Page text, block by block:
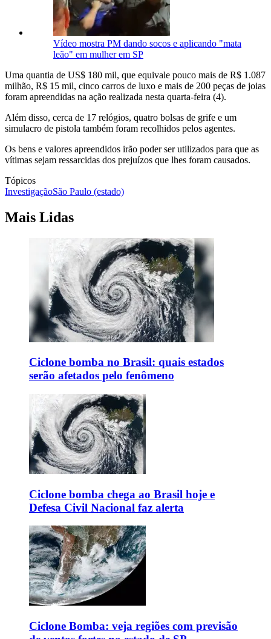
Vídeo mostra PM dando socos e aplicando "mata
leão" em mulher em SP
Uma quantia de US$ 180 mil, que equivale pouco mais de R$ 1.087
milhão, R$ 15 mil, cinco carros de luxo e mais de 200 peças de joias
foram apreendidas na ação realizada nesta quarta-feira (4).
Além disso, cerca de 17 relógios, quatro bolsas de grife e um
simulacro de pistola também foram recolhidos pelos agentes.
Os bens e valores apreendidos irão poder ser utilizados para que as
vítimas sejam ressarcidas dos prejuízos que lhes foram causados.
Tópicos
InvestigaçãoSão Paulo (estado)
Mais Lidas
Ciclone bomba no Brasil: quais estados
serão afetados pelo fenômeno
Ciclone bomba chega ao Brasil hoje e
Defesa Civil Nacional faz alerta
Ciclone Bomba: veja regiões com previsão